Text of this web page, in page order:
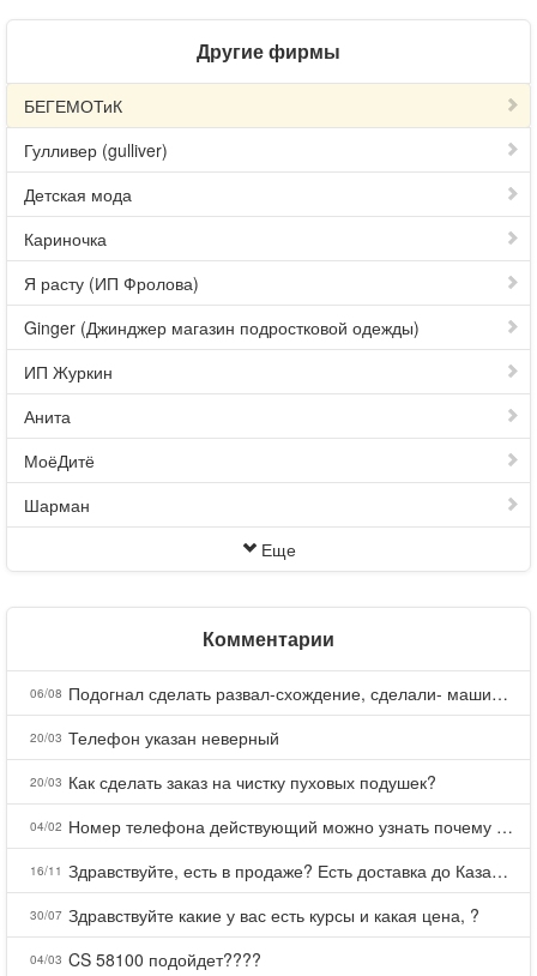
Другие фирмы
БЕГЕМОТиК
Гулливер (gulliver)
Детская мода
Кариночка
Я расту (ИП Фролова)
Ginger (Джинджер магазин подростковой одежды)
ИП Журкин
Анита
МоёДитё
Шарман
Еще
Комментарии
06/08 Подогнал сделать развал-схождение, сделали- машина уходит на право и колеса проверил все хорошо с атмосферами ужас как можно делать авто, не ужели не берегут свою репутацию, не советую.
20/03 Телефон указан неверный
20/03 Как сделать заказ на чистку пуховых подушек?
04/02 Номер телефона действующий можно узнать почему номер неправельный
16/11 Здравствуйте, есть в продаже? Есть доставка до Казани?
30/07 Здравствуйте какие у вас есть курсы и какая цена, ?
04/03 CS 58100 подойдет????